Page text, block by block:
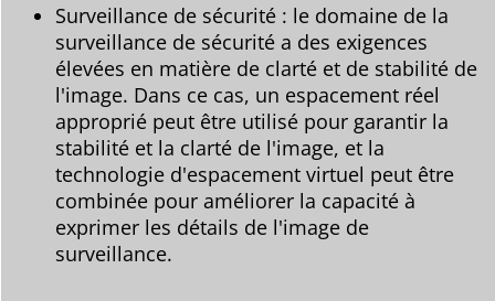
Surveillance de sécurité : le domaine de la
surveillance de sécurité a des exigences
élevées en matière de clarté et de stabilité de
l'image. Dans ce cas, un espacement réel
approprié peut être utilisé pour garantir la
stabilité et la clarté de l'image, et la
technologie d'espacement virtuel peut être
combinée pour améliorer la capacité à
exprimer les détails de l'image de
surveillance.